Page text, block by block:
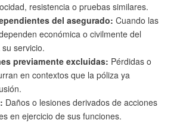
resistencia o pruebas similares.
del asegurado: Cuando las
económica o civilmente del
servicio.
previamente excluidas: Pérdidas o
en contextos que la póliza ya
Daños o lesiones derivados de acciones
en ejercicio de sus funciones.